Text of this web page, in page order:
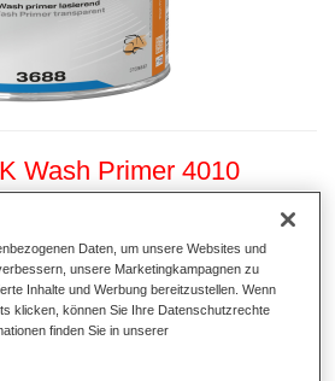
Wash Primer 4010
4025331242161
Daten, um unsere Websites und
unsere Marketingkampagnen zu
Inhalte und Werbung bereitzustellen. Wenn
klicken, können Sie Ihre Datenschutzrechte
finden Sie in unserer